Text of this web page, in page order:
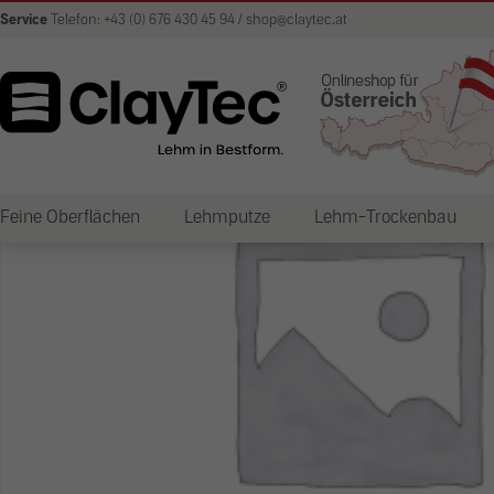
Service Telefon: +43 (0) 676 430 45 94 / shop@claytec.at
Feine Oberflächen Lehmputze Lehm-Trockenbau